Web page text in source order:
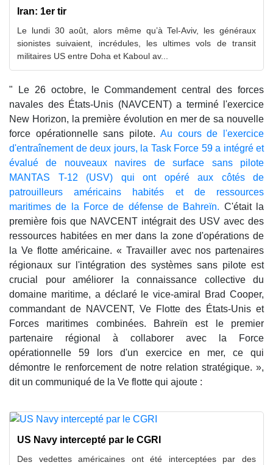
Iran: 1er tir
Le lundi 30 août, alors même qu’à Tel-Aviv, les généraux
sionistes suivaient, incrédules, les ultimes vols de transit
militaires US entre Doha et Kaboul av...
" Le 26 octobre, le Commandement central des forces
navales des États-Unis (NAVCENT) a terminé l'exercice
New Horizon, la première évolution en mer de sa nouvelle
force opérationnelle sans pilote. Au cours de l'exercice
d'entraînement de deux jours, la Task Force 59 a intégré et
évalué de nouveaux navires de surface sans pilote
MANTAS T-12 (USV) qui ont opéré aux côtés de
patrouilleurs américains habités et de ressources
maritimes de la Force de défense de Bahreïn. C'était la
première fois que NAVCENT intégrait des USV avec des
ressources habitées en mer dans la zone d'opérations de
la Ve flotte américaine. « Travailler avec nos partenaires
régionaux sur l'intégration des systèmes sans pilote est
crucial pour améliorer la connaissance collective du
domaine maritime, a déclaré le vice-amiral Brad Cooper,
commandant de NAVCENT, Ve Flotte des États-Unis et
Forces maritimes combinées. Bahreïn est le premier
partenaire régional à collaborer avec la Force
opérationnelle 59 lors d'un exercice en mer, ce qui
démontre le renforcement de notre relation stratégique. »,
dit un communiqué de la Ve flotte qui ajoute :
US Navy intercepté par le CGRI
Des vedettes américaines ont été interceptées par des